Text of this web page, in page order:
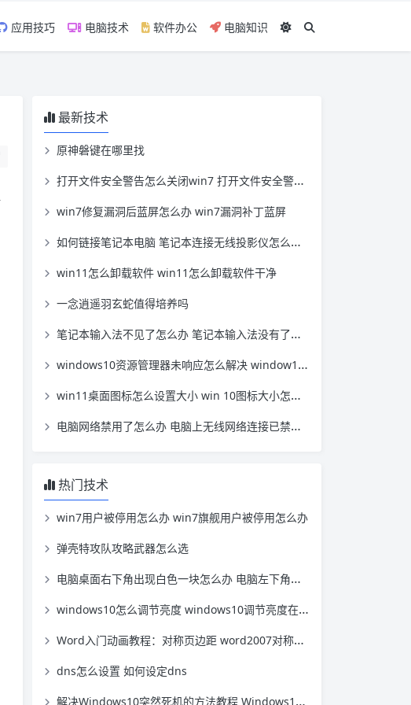
应用技巧 电脑技术 软件办公 电脑知识
最新技术
原神磐键在哪里找
打开文件安全警告怎么关闭win7 打开文件安全警告怎么关闭win11
win7修复漏洞后蓝屏怎么办 win7漏洞补丁蓝屏
如何链接笔记本电脑 笔记本连接无线投影仪怎么连接
win11怎么卸载软件 win11怎么卸载软件干净
一念逍遥羽玄蛇值得培养吗
笔记本输入法不见了怎么办 笔记本输入法没有了怎么办
windows10资源管理器未响应怎么解决 window10资源管理器无响应
win11桌面图标怎么设置大小 win 10图标大小怎么设置
电脑网络禁用了怎么办 电脑上无线网络连接已禁用怎么办
热门技术
win7用户被停用怎么办 win7旗舰用户被停用怎么办
弹壳特攻队攻略武器怎么选
电脑桌面右下角出现白色一块怎么办 电脑左下角出现白色一块,怎么消除
windows10怎么调节亮度 windows10调节亮度在哪里
Word入门动画教程：对称页边距 word2007对称页边距
dns怎么设置 如何设定dns
解决Windows10突然死机的方法教程 Windows10 死机